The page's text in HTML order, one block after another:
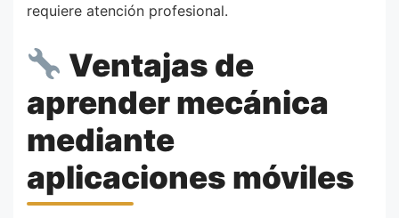
requiere atención profesional.
Ventajas de
aprender mecánica
mediante
aplicaciones móviles